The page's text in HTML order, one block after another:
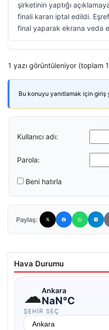
şirketinin yaptığı
finali kararı iptal edildi.
final yaparak ekrana veda
1 yazı görüntüleniyor (toplam
Bu konuyu yanıtlamak için giriş
Kullanıcı adı:
Parola:
Beni hatırla
Paylaş:
Hava Durumu
☁Ankara
NaN°C
ŞEHIR SEÇ